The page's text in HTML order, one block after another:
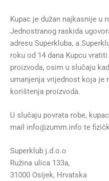
Kupac je dužan najkasnije u
Jednostranog raskida
adresu Superkluba, a
roku od 14 dana Kupcu
proizvoda, osim u slučaju
umanjenja vrijednost koja je
korištenja proizvoda.
U slučaju povrata robe,
mail info@zumm.info te
Superklub j.d.o.o
Ružina ulica 133a,
31000 Osijek, Hrvatska